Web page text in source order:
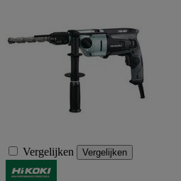
Vergelijken Vergelijken